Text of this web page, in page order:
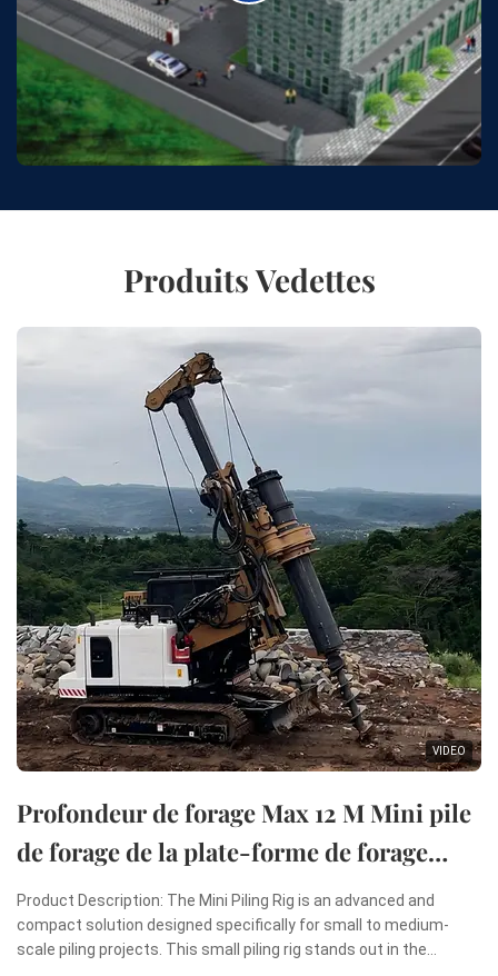
Produits Vedettes
VIDEO
Profondeur de forage Max 12 M Mini pile
de forage de la plate-forme de forage
rotatif Mini machine de pilonnage
Product Description: The Mini Piling Rig is an advanced and
compact solution designed specifically for small to medium-
scale piling projects. This small piling rig stands out in the